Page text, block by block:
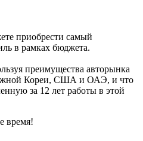
приобрести самый
в рамках бюджета.
преимущества авторынка
Кореи, США и ОАЭ, и что
за 12 лет работы в этой